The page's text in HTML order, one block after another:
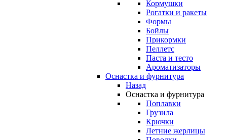
Кормушки
Рогатки и ракеты
Формы
Бойлы
Прикормки
Пеллетс
Паста и тесто
Ароматизаторы
Оснастка и фурнитура
Назад
Оснастка и фурнитура
Поплавки
Грузила
Крючки
Летние жерлицы